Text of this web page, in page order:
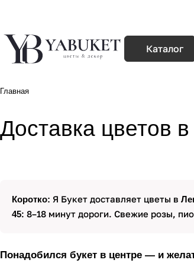
Каталог
Главная
Доставка цветов
Коротко: Я Букет доставляет цветы в
45: 8–18 минут дороги. Свежие розы,
Понадобился букет в центре — и